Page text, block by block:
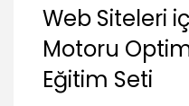
Meta etiketlerini
01:24
Description
02:44
Web Siteleri
Motoru
Eğitim Seti